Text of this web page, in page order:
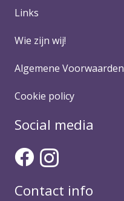
Links
Wie zijn wij!
Algemene Voorwaarden
Cookie policy
Social media
Contact info